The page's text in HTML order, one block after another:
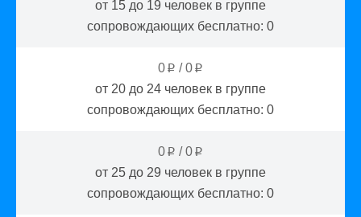
от 15 до 19 человек в группе
сопровождающих бесплатно: 0
0 p /0 p
от 20 до 24 человек в группе
сопровождающих бесплатно: 0
0 p /0 p
от 25 до 29 человек в группе
сопровождающих бесплатно: 0